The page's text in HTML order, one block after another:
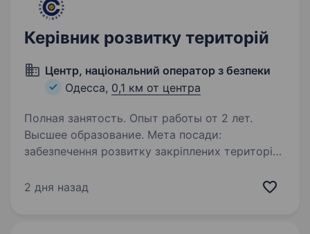
Керівник розвитку територій
Центр, національний оператор з безпеки
Одесса, 0,1 км от центра
Полная занятость. Опыт работы от 2 лет.
Высшее образование. Мета посади:
забезпечення розвитку закріплених територій,
розвитку клієнтської бази та координації
2 дня назад